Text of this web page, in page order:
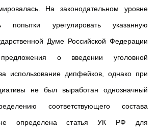
На законодательном уровне
попытки урегулировать указанную
Думе Российской Федерации
предложения о введении уголовной
за использование дипфейков, однако при
не был выработан однозначный
соответствующего состава
не определена статья УК РФ для